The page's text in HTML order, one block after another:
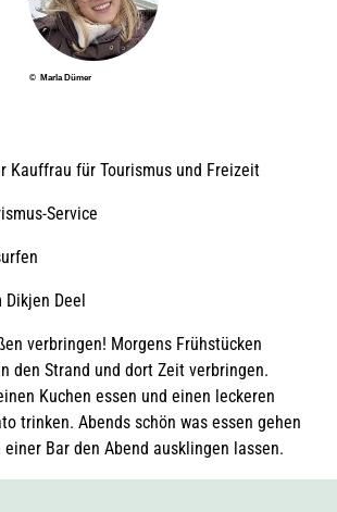
© Marla Dümer
Kauffrau für Tourismus und Freizeit
Service
Deel
verbringen! Morgens Frühstücken
den Strand und dort Zeit verbringen.
Kuchen essen und einen leckeren
trinken. Abends schön was essen gehen
einer Bar den Abend ausklingen lassen.